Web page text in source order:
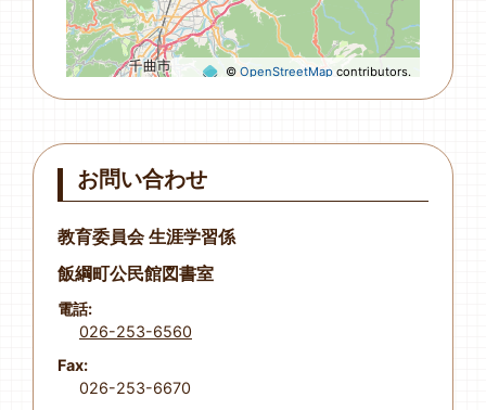
©OpenStreetMap contributors.
お問い合わせ
教育委員会 生涯学習係
飯綱町公民館図書室
電話:
026-253-6560
Fax:
026-253-6670